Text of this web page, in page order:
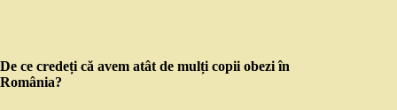
De ce credeți că avem atât de mulți copii obezi în
România?